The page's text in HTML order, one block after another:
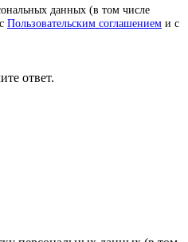
данных (в том числе
Пользовательским соглашением и с
ответ.